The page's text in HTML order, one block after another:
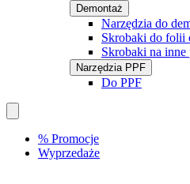
Demontaż
Narzędzia do
Skrobaki do folii
Skrobaki na
Narzędzia PPF
Do PPF
% Promocje
Wyprzedaże